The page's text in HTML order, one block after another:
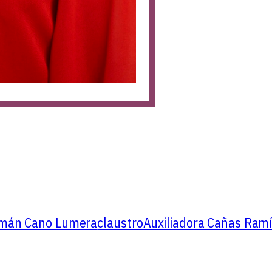
Cano LumeraclaustroAuxiliadora Cañas